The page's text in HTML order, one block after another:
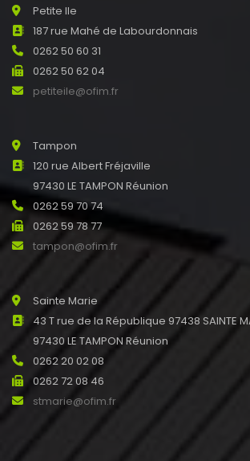
Petite Ile
187 rue Mahé de Labourdonnais
0262 50 60 31
0262 50 62 04
petiteile@ofim.fr
Tampon
120 rue Albert Fréjaville
97430 LE TAMPON Réunion
0262 59 70 74
0262 59 78 77
tampon@ofim.fr
Sainte Marie
43 T rue de la République 97438 SAINTE
97430 LE TAMPON Réunion
0262 20 02 08
0262 72 08 46
stmarie@ofim.fr